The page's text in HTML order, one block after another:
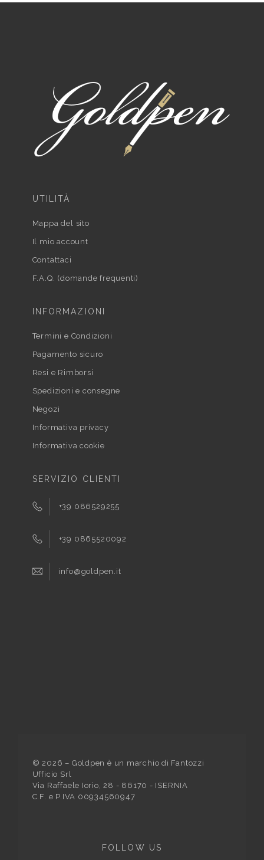
UTILITÀ
Mappa del sito
Il mio account
Contattaci
F.A.Q. (domande frequenti)
INFORMAZIONI
Termini e Condizioni
Pagamento sicuro
Resi e Rimborsi
Spedizioni e consegne
Negozi
Informativa privacy
Informativa cookie
SERVIZIO CLIENTI
+39 086529255
+39 0865520092
info@goldpen.it
© 2026 – Goldpen è un marchio di Fantozzi
Ufficio Srl
Via Raffaele Iorio, 28 - 86170 - ISERNIA
C.F. e P.IVA 00934560947
FOLLOW US